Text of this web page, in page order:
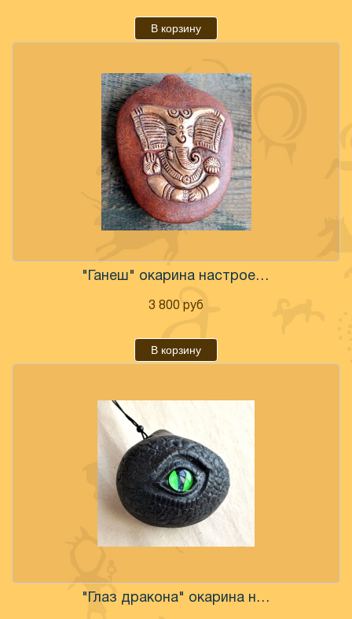
В корзину
"Ганеш" окарина настроенная
3 800 руб
В корзину
"Глаз дракона" окарина настроенная